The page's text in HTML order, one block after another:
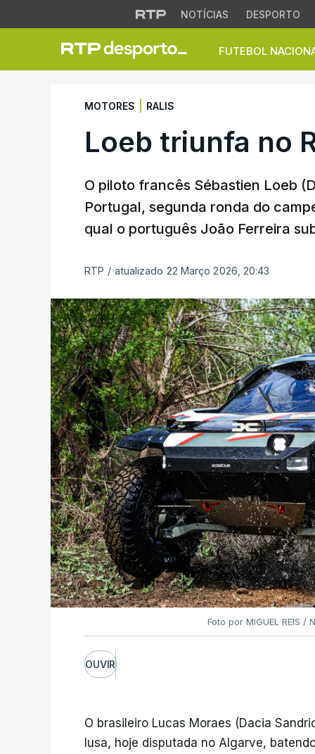
NOTÍCIAS DESPORTO
FUTEBOL
Loeb triunfa no
MOTORES RALIS
Loeb triunfa no
O piloto francês Sébastien Loeb
Portugal, segunda ronda do
qual o português João Ferreira
RTP / atualizado 22 Março 2026, 20:43
Foto por MIGUEL REIS /
OUVIR
O brasileiro Lucas Moraes (Dacia
lusa, hoje disputada no Algarve,